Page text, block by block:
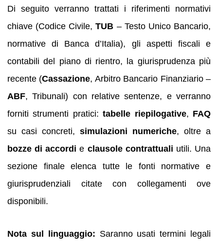
Di seguito verranno trattati i riferimenti normativi
chiave (Codice Civile,TUB – Testo Unico Bancario,
normative di Banca d’Italia), gli aspetti fiscali e
contabili del piano di rientro, la giurisprudenza più
recente (Cassazione, Arbitro Bancario Finanziario –
ABF, Tribunali) con relative sentenze, e verranno
forniti strumenti pratici:tabelle riepilogative, FAQ
su casi concreti, simulazioni numeriche, oltre a
bozze di accordi e clausole contrattuali utili. Una
sezione finale elenca tutte le fonti normative e
giurisprudenziali citate con collegamenti ove
disponibili.
Nota sul linguaggio: Saranno usati termini legali